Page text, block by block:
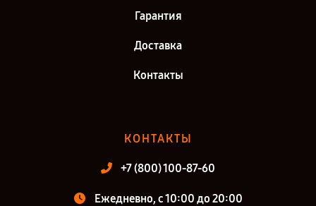
Гарантия
Доставка
Контакты
КОНТАКТЫ
+7 (800) 100-87-60
Ежедневно, с 10:00 до 20:00